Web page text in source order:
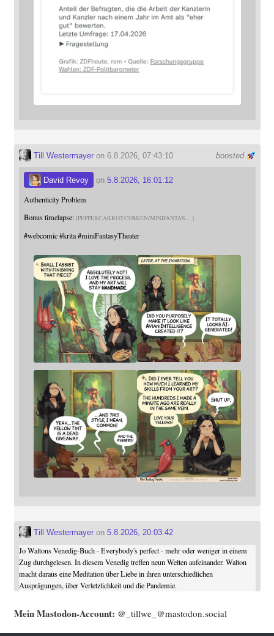
boosted
Till Westermayeron 6.8.2026, 07:43:10
David Revoy on 5.8.2026, 16:01:12
Authenticity Problem
Bonus timelapse: PEPPERCARROT.COM/EN/MINIFANTAS
#webcomic #krita #miniFantasyTheater
Till Westermayeron 5.8.2026, 20:03:42
Jo Waltons Venedig-Buch - Everybody's perfect - mehr oder weniger in einem
Zug durchgelesen. In diesem Venedig treffen neun Welten aufeinander. Walton
macht daraus eine Meditation über Liebe in ihren unterschiedlichen
Ausprägungen, über Verletzlichkeit und die Pandemie.
Mein Mast­o­don-Account: @_tillwe_@mastodon.social